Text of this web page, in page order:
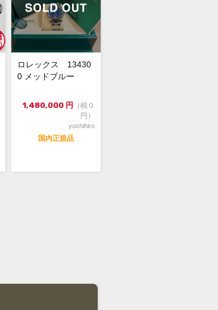
ロレックス 13430
0 メッドブルー
1,480,000 円
（税０
円）
yoshihiro
国内正規品